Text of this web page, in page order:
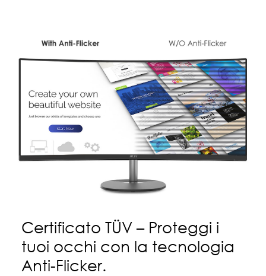
Certificato TÜV – Proteggi i
tuoi occhi con la tecnologia
Anti-Flicker.